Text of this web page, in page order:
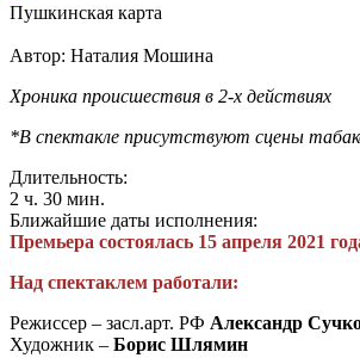
Пушкинская карта
Автор: Наталия Мошина
Хроника происшествия в 2-х действиях
*В спектакле присутствуют сцены
Длительность:
2 ч. 30 мин.
Ближайшие даты исполнения:
Премьера состоялась 15 апреля 2021
Над спектаклем работали:
Режиссер – засл.арт. РФ Александр
Художник – Борис Шлямин